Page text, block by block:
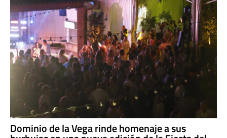
Dominio de la Vega rinde homenaje a sus